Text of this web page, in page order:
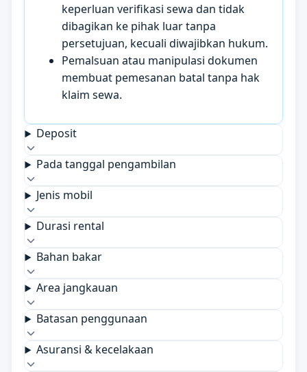
keperluan verifikasi sewa dan tidak
dibagikan ke pihak luar tanpa
persetujuan, kecuali diwajibkan hukum.
Pemalsuan atau manipulasi dokumen
membuat pemesanan batal tanpa hak
klaim sewa.
Deposit
Pada tanggal pengambilan
Jenis mobil
Durasi rental
Bahan bakar
Area jangkauan
Batasan penggunaan
Asuransi & kecelakaan